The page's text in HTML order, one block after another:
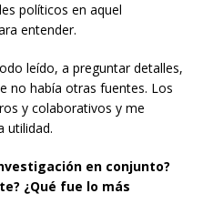
políticos en aquel
entender.
leído, a preguntar detalles,
no había otras fuentes. Los
y colaborativos y me
utilidad.
en conjunto?
¿Qué fue lo más